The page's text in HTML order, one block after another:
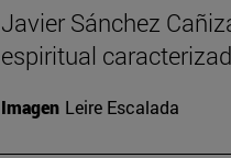
Javier Sánchez
espiritual
Imagen Leire Escalada